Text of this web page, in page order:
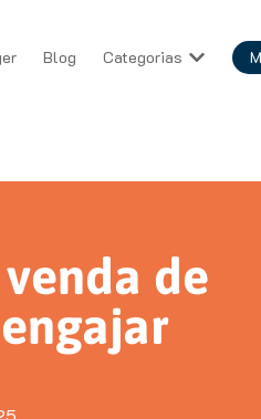
Blog Categorias
de